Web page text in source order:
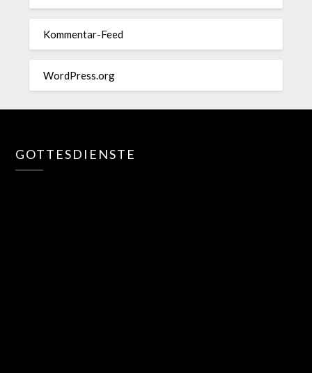
Kommentar-Feed
WordPress.org
GOTTESDIENSTE